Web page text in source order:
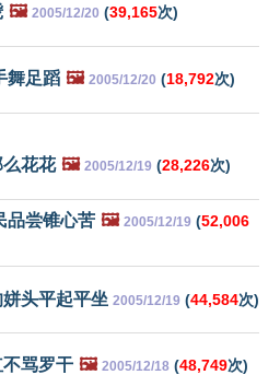
🖼️ 2005/12/20 (39,165次)
舞足蹈 🖼️ 2005/12/20 (18,792次)
花花 🖼️ 2005/12/19 (28,226次)
品尝锥心苦 🖼️ 2005/12/19 (52,006
头平起平坐 2005/12/19 (44,584次)
骂罗干 🖼️ 2005/12/18 (48,749次)